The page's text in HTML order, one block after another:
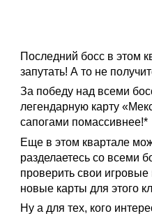
Последний босс в этом
запутать! А то не
За победу над всеми
легендарную карту
сапогами помассивнее!*
Еще в этом квартале
разделаетесь со всеми
проверить свои
новые карты для этого
Ну а для тех, кого